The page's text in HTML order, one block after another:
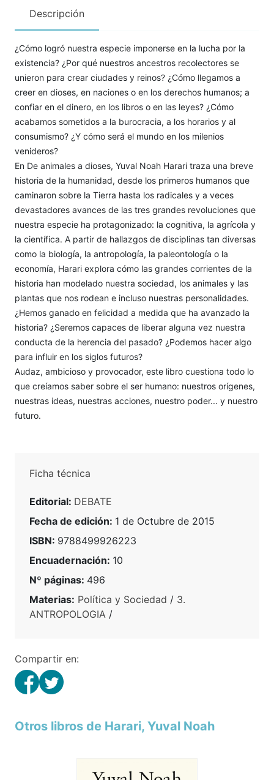
Descripción
¿Cómo logró nuestra especie imponerse en la lucha por la
existencia? ¿Por qué nuestros ancestros recolectores se
unieron para crear ciudades y reinos? ¿Cómo llegamos a
creer en dioses, en naciones o en los derechos humanos; a
confiar en el dinero, en los libros o en las leyes? ¿Cómo
acabamos sometidos a la burocracia, a los horarios y al
consumismo? ¿Y cómo será el mundo en los milenios
venideros?
En De animales a dioses, Yuval Noah Harari traza una breve
historia de la humanidad, desde los primeros humanos que
caminaron sobre la Tierra hasta los radicales y a veces
devastadores avances de las tres grandes revoluciones que
nuestra especie ha protagonizado: la cognitiva, la agrícola y
la científica. A partir de hallazgos de disciplinas tan diversas
como la biología, la antropología, la paleontología o la
economía, Harari explora cómo las grandes corrientes de la
historia han modelado nuestra sociedad, los animales y las
plantas que nos rodean e incluso nuestras personalidades.
¿Hemos ganado en felicidad a medida que ha avanzado la
historia? ¿Seremos capaces de liberar alguna vez nuestra
conducta de la herencia del pasado? ¿Podemos hacer algo
para influir en los siglos futuros?
Audaz, ambicioso y provocador, este libro cuestiona todo lo
que creíamos saber sobre el ser humano: nuestros orígenes,
nuestras ideas, nuestras acciones, nuestro poder... y nuestro
futuro.
Ficha técnica
Editorial: DEBATE
Fecha de edición: 1 de Octubre de 2015
ISBN: 9788499926223
Encuadernación: 10
Nº páginas: 496
Materias: Política y Sociedad / 3.
ANTROPOLOGIA /
Compartir en:
Otros libros de Harari, Yuval Noah